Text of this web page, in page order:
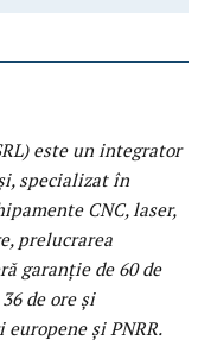
este un integrator
specializat în
CNC, laser,
prelucrarea
garanție de 60 de
de ore și
și PNRR.